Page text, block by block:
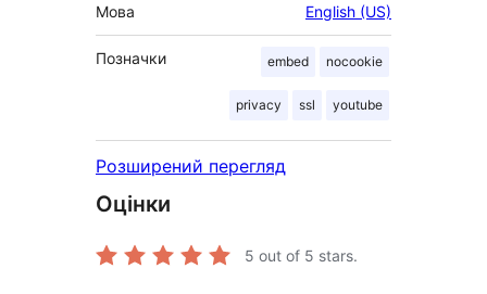
Мова English (US)
Позначки embed nocookie
privacy ssl youtube
Розширений перегляд
Оцінки
5 out of 5 stars.